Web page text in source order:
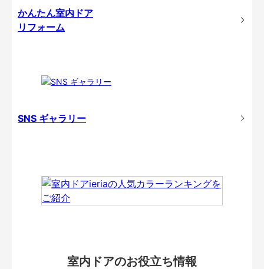
かんたん室内ドア
リフォーム
SNS ギャラリー
室内ドアのお役立ち情報